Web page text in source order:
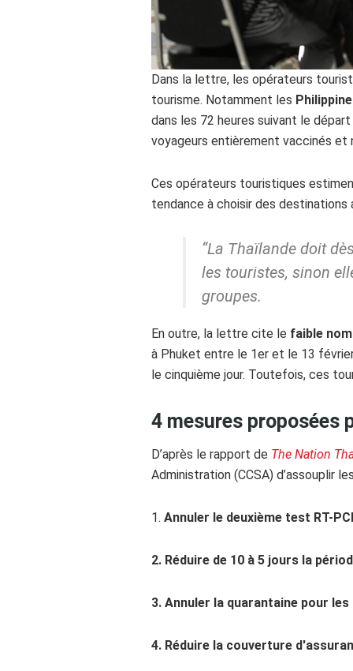
Dans la lettre, les opérateurs
tourisme. Notamment les
dans les 72 heures suivant le
voyageurs entièrement vaccinés et
Ces opérateurs touristiques
tendance à choisir des
“La Thaïlande doit
les touristes, sinon
groupes.
En outre, la lettre cite le faible
à Phuket entre le 1er et le 13
le cinquième jour. Toutefois, ces
4 mesures proposées
D’après le rapport de The Nation
Administration (CCSA) d’assouplir
1. Annuler le deuxième test RT-
2. Réduire de 10 à 5 jours la
3. Annuler la quarantaine pour
4. Réduire la couverture